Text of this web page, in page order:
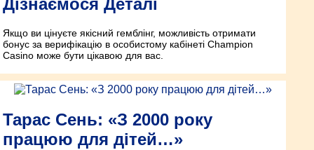
Якщо ви цінуєте якісний гемблінг, можливість отримати
бонус за верифікацію в особистому кабінеті Champion
Casino може бути цікавою для вас.
Тарас Сень: «З 2000 року
працюю для дітей…»